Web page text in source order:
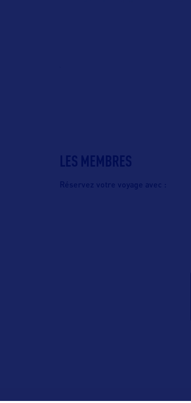
LES MEMBRES
Réservez votre voyage avec :